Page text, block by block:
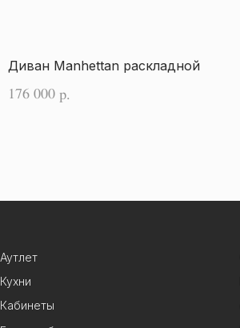
Диван Manhettan раскладной
176 000 р.
Кухни
Кабинеты
Аутлет